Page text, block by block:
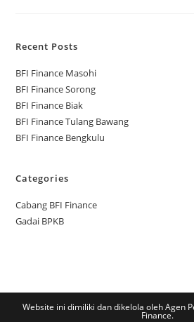
Recent Posts
BFI Finance Masohi
BFI Finance Sorong
BFI Finance Biak
BFI Finance Tulang Bawang
BFI Finance Bengkulu
Categories
Cabang BFI Finance
Gadai BPKB
Website ini dimiliki dan dikelola oleh Agen
Finance.